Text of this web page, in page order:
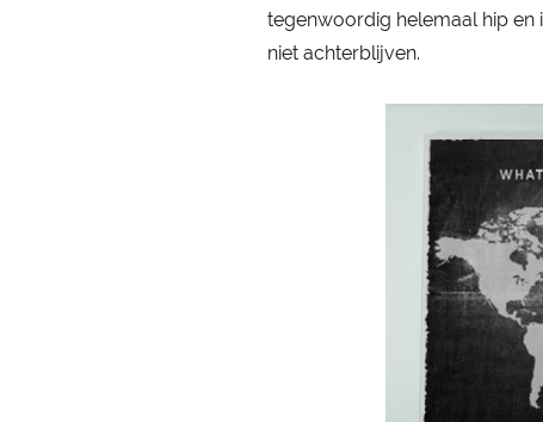
tegenwoordig helemaal hip en
niet achterblijven.